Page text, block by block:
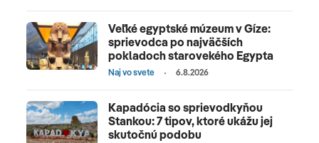
Veľké egyptské múzeum v Gíze:
sprievodca po najväčších
pokladoch starovekého Egypta
Naj vo svete 6.8.2026
Kapadócia so sprievodkyňou
Stankou: 7 tipov, ktoré ukážu jej
skutočnú podobu